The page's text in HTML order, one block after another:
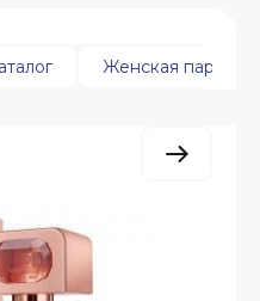
Женская